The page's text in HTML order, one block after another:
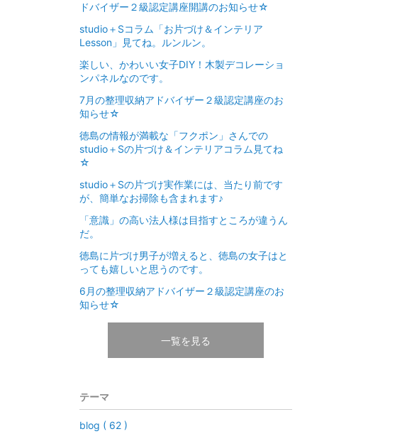
ドバイザー２級認定講座開講のお知らせ☆
studio＋Sコラム「お片づけ＆インテリア
Lesson」見てね。ルンルン。
楽しい、かわいい女子DIY！木製デコレーショ
ンパネルなのです。
7月の整理収納アドバイザー２級認定講座のお
知らせ☆
徳島の情報が満載な「フクポン」さんでの
studio＋Sの片づけ＆インテリアコラム見てね
☆
studio＋Sの片づけ実作業には、当たり前です
が、簡単なお掃除も含まれます♪
「意識」の高い法人様は目指すところが違うん
だ。
徳島に片づけ男子が増えると、徳島の女子はと
っても嬉しいと思うのです。
6月の整理収納アドバイザー２級認定講座のお
知らせ☆
一覧を見る
テーマ
blog ( 62 )